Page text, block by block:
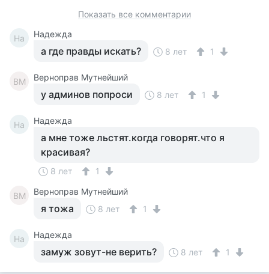
Показать все комментарии
На Надежда
а где правды искать? 8 лет 1
ВМ Верноправ Мутнейший
у админов попроси 8 лет 1
На Надежда
а мне тоже льстят.когда говорят.что я
красивая?
8 лет 1
ВМ Верноправ Мутнейший
я тожа 8 лет 1
На Надежда
замуж зовут-не верить? 8 лет 1